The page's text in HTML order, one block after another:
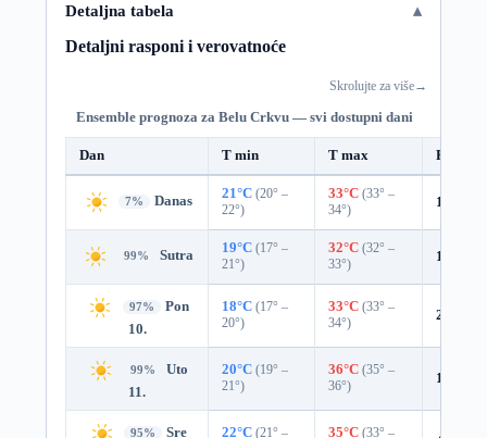
Detaljna tabela
Detaljni rasponi i verovatnoće
Skrolujte za više→
Ensemble prognoza za Belu Crkvu — svi dostupni dani
Dan T min T max
7% Danas 21°C (20° –
22°)
33°C (33° –
34°)
10%
99% Sutra 19°C (17° –
21°)
32°C (32° –
33°)
1%
97%
Pon
10.
18°C (17° –
20°)
33°C (33° –
34°)
2%
99%
Uto
11.
20°C (19° –
21°)
36°C (35° –
36°)
1%
95% Sre 22°C (21° – 35°C (33° –